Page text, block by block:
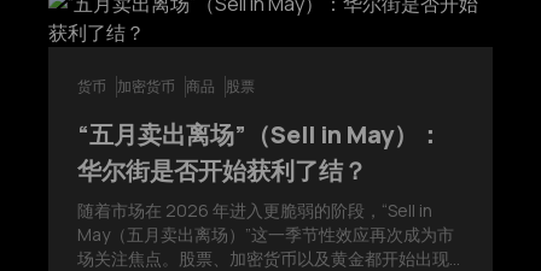
货币 加密货币 商品 股票
“五月卖出离场”（Sell in May）：
华尔街是否开始获利了结？
随着市场在 2026 年进入更脆弱的阶段，“Sell in
May（五月卖出离场）”这一季节性效应再次成为市
场关注焦点。股票、加密货币以及黄金都开始出现